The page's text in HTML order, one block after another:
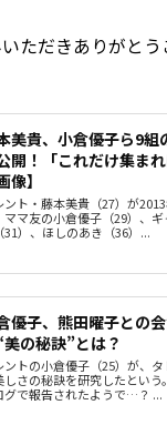
ただきありがとう
美貴、小倉優子ら9組
開！「これだけ集まれ
像】
ント・藤本美貴（27）が
ママ友の小倉優子（29）、
31）、ほしのあき（36）...
優子、熊田曜子との
美の秘訣”とは？
ントの小倉優子（25）が、タ
しさの秘訣を研究したという
グで報告されたようで…？ ...